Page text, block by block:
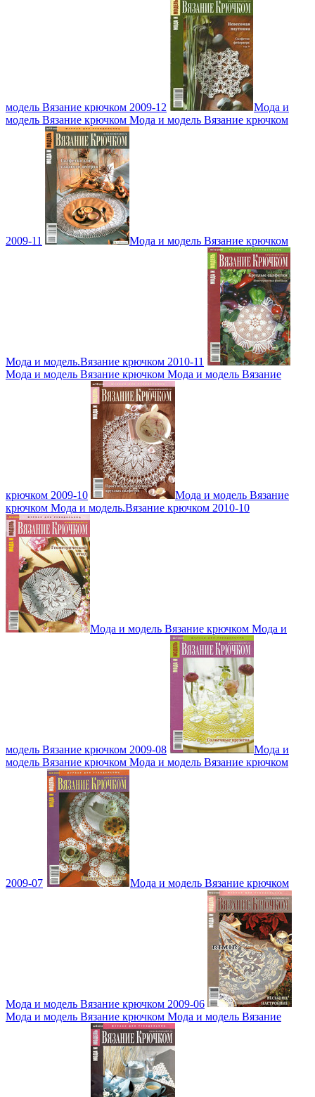
модель Вязание крючком 2009-12
Мода и
модель Вязание крючком Мода и модель Вязание крючком
2009-11 Мода и модель Вязание крючком
Мода и модель.Вязание крючком 2010-11
Мода и модель Вязание крючком Мода и модель Вязание
крючком 2009-10
Мода и модель Вязание
крючком Мода и модель.Вязание крючком 2010-10
Мода и модель Вязание крючком Мода и
модель Вязание крючком 2009-08
Мода и
модель Вязание крючком Мода и модель Вязание крючком
2009-07 Мода и модель Вязание крючком
Мода и модель Вязание крючком 2009-06
Мода и модель Вязание крючком Мода и модель Вязание